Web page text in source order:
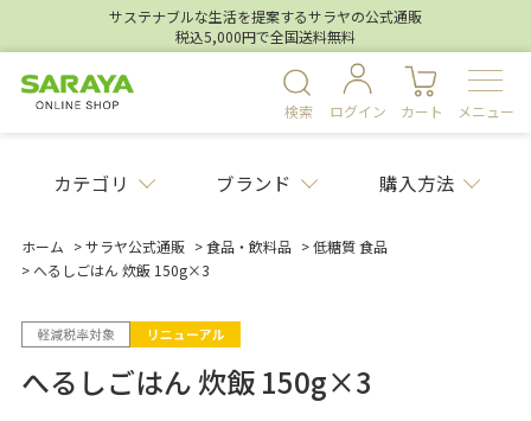
サステナブルな生活を提案するサラヤの公式通販
税込5,000円で全国送料無料
検索 ログイン カート メニュー
カテゴリ ブランド 購入方法
ホーム >サラヤ公式通販 >食品・飲料品 >低糖質 食品
> へるしごはん 炊飯 150g×3
へるしごはん 炊飯 150g×3